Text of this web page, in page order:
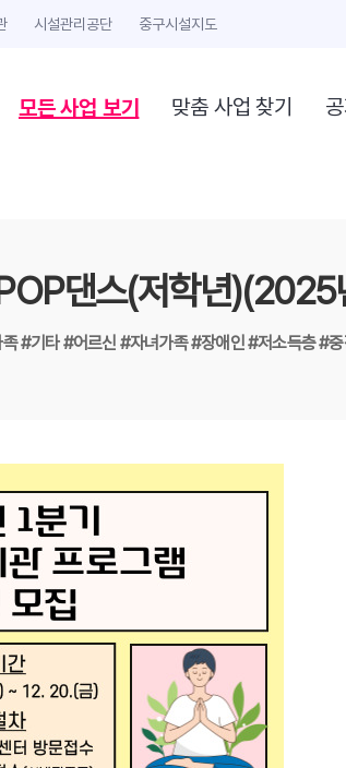
시설관리공단 중구시설지도
모든 사업 보기 맞춤 사업 찾기
댄스(저학년)(2025
족#기타#어르신#자녀가족#장애인#저소득층#